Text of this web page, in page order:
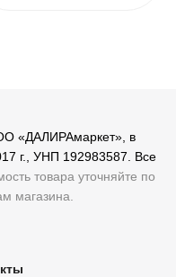
«ДАЛИРАмаркет», в
г., УНП 192983587. Все
товара уточняйте по
магазина.